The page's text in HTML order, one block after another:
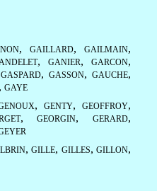
,GAILLARD,GAILMAIN,
, GANIER,GARCON,
GASPARD, GASSON,GAUCHE,
GAYE
,GENTY,GEOFFROY,
,GEORGIN,GERARD,
,GILLE, GILLES,GILLON,